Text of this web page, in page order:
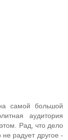
самой большой
аудитория
Рад, что дело
радует другое -